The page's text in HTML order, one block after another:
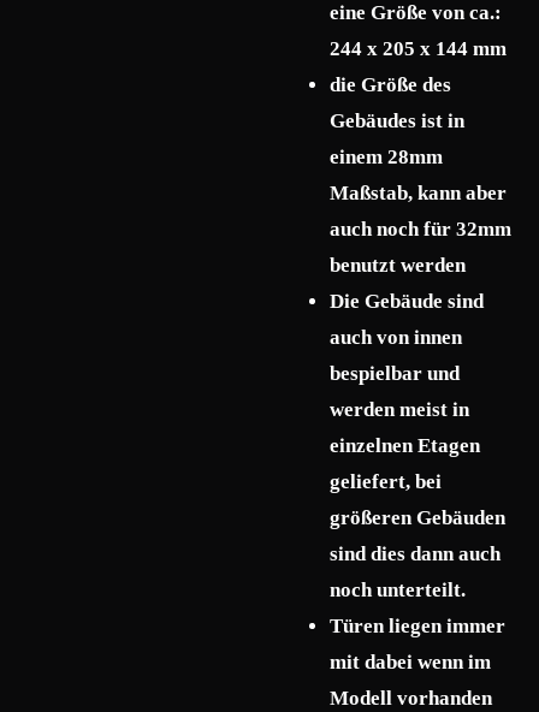
eine Größe von ca.:
244 x 205 x 144 mm
die Größe des
Gebäudes ist in
einem 28mm
Maßstab, kann aber
auch noch für 32mm
benutzt werden
Die Gebäude sind
auch von innen
bespielbar und
werden meist in
einzelnen Etagen
geliefert, bei
größeren Gebäuden
sind dies dann auch
noch unterteilt.
Türen liegen immer
mit dabei wenn im
Modell vorhanden